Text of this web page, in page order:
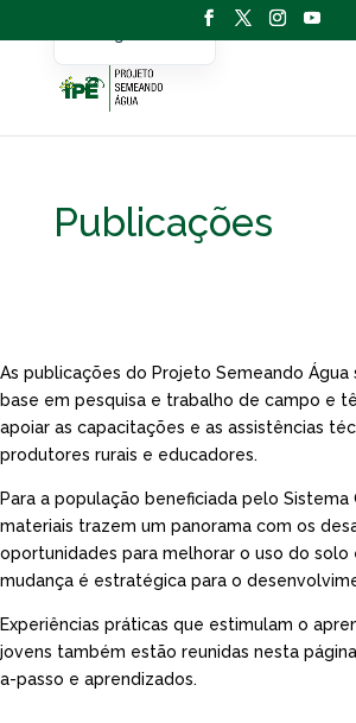
Publicações
As publicações do Projeto Semeando Água
base em pesquisa e trabalho de campo e
apoiar as capacitações e as assistências
produtores rurais e educadores.
Para a população beneficiada pelo Sistema
materiais trazem um panorama com os
oportunidades para melhorar o uso do solo
mudança é estratégica para o
Experiências práticas que estimulam o
jovens também estão reunidas nesta
a-passo e aprendizados.
Portuguese